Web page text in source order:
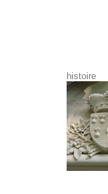
histoire